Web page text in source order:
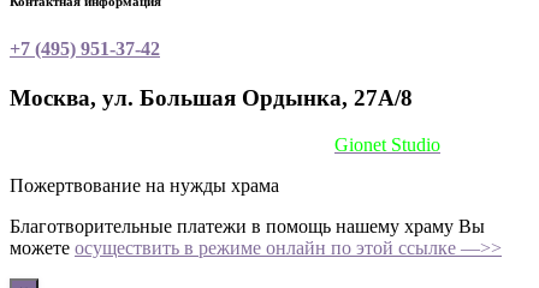
+7 (495) 951-37-42
Москва, ул. Большая Ордынка, 27А/8
Gionet Studio
Пожертвование на нужды храма
Благотворительные платежи в помощь нашему храму Вы
можете осуществить в режиме онлайн по этой ссылке —>>